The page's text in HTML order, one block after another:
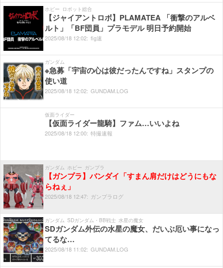
ホビー ロボット総合
【ジャイアントロボ】PLAMATEA 「衝撃のアルベ
ルト」「BF団員」プラモデル 明日予約開始
2025/08/18 12:02: fig速
ガンダム
※急募「宇宙の心は彼だったんですね」スタンプの
使い道
2025/08/18 12:02: GUNDAM.LOG
仮面ライダー
【仮面ライダー龍騎】ファム…いいよね
2025/08/18 12:00: 特撮速報
ガンダム ホビー ガンプラ
【ガンプラ】バンダイ「すまん肩だけはどうにもな
らねぇ」
2025/08/18 12:47: ガンプラログ
ガンダム SDガンダム・BB戦士 水星の魔女
SDガンダム外伝の水星の魔女、だいぶ厄い事になっ
てるな…
2025/08/18 11:02: GUNDAM.LOG